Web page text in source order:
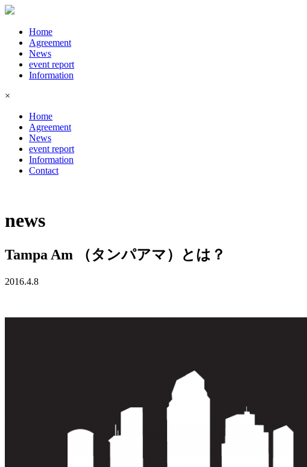
Home
Agreement
News
event report
Information
×
Home
Agreement
News
event report
Information
Contact
news
Tampa Am （タンパアマ）とは？
2016.4.8